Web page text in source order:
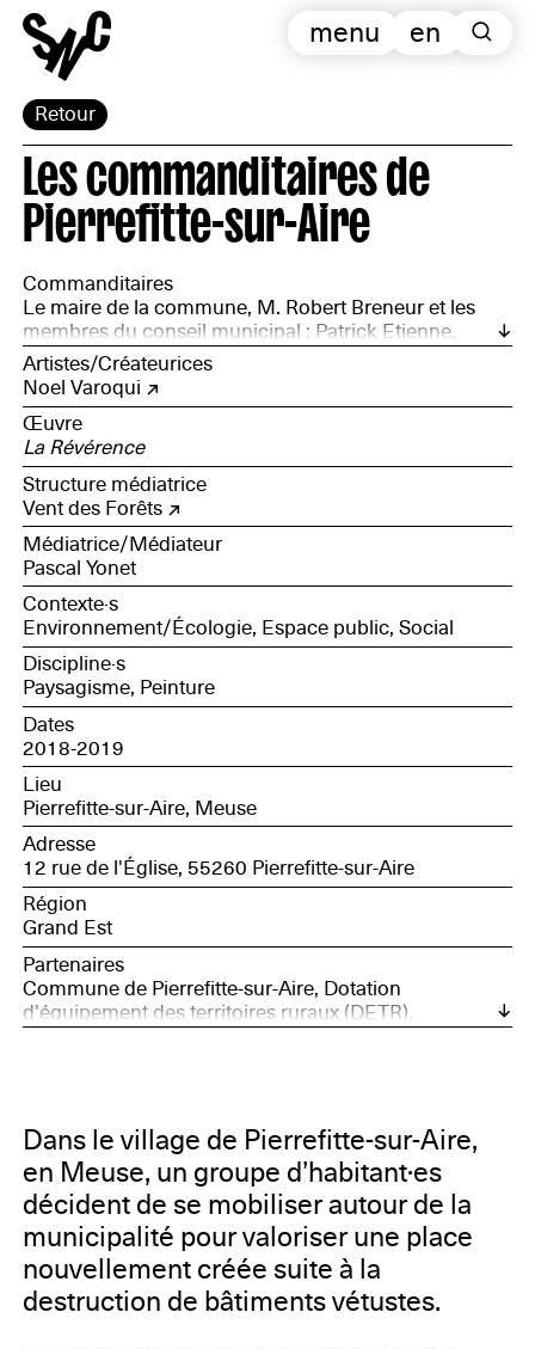
Retour
en
menu
Les commanditaires de
Pierrefitte-sur-Aire
Commanditaires
Le maire de la commune, M. Robert Breneur et les
membres du conseil municipal : Patrick Etienne,
Olivier Bacourt, Nelly Floczek, Bertrand Jacquemet,
Nicolas Jannot, Jean-Luc Lamant, Ludovic Lepine,
Delphine Nicolas, Laurent Palin, Vincent Simon
Artistes/Créateurices
Noel Varoqui
Œuvre
La Révérence
Structure médiatrice
Vent des Forêts
Médiatrice/Médiateur
Pascal Yonet
Contexte·s
Environnement/Écologie, Espace public, Social
Discipline·s
Paysagisme, Peinture
Dates
2018-2019
Lieu
Pierrefitte-sur-Aire, Meuse
Adresse
12 rue de l'Église, 55260 Pierrefitte-sur-Aire
Région
Grand Est
Partenaires
Commune de Pierrefitte-sur-Aire, Dotation
d'équipement des territoires ruraux (DETR),
Département de la Meuse, Fondation de France,
Dans le village de Pierrefitte-sur-Aire,
en Meuse, un groupe d’habitant·es
décident de se mobiliser autour de la
municipalité pour valoriser une place
nouvellement créée suite à la
destruction de bâtiments vétustes.